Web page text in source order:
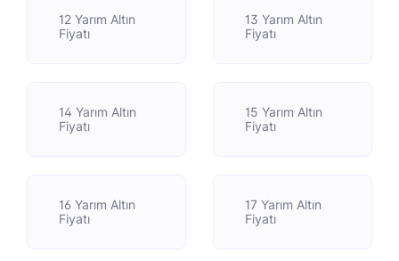
12 Yarım Altın
Fiyatı
13 Yarım Altın
Fiyatı
14 Yarım Altın
Fiyatı
15 Yarım Altın
Fiyatı
16 Yarım Altın
Fiyatı
17 Yarım Altın
Fiyatı